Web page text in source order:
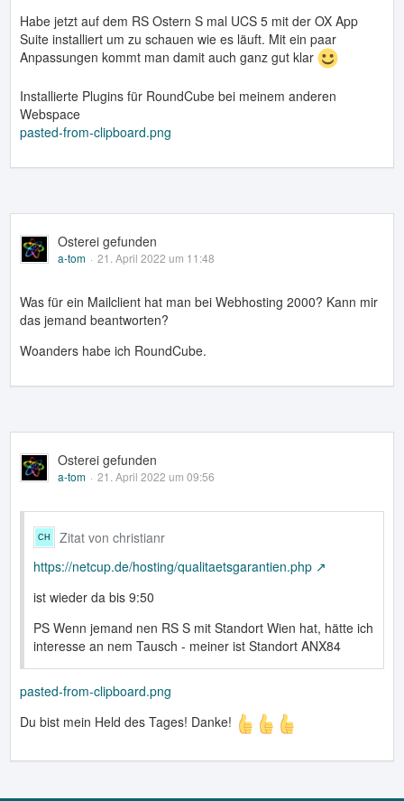
Habe jetzt auf dem RS Ostern S mal UCS 5 mit der OX App
Suite installiert um zu schauen wie es läuft. Mit ein paar
Anpassungen kommt man damit auch ganz gut klar
Installierte Plugins für RoundCube bei meinem anderen
Webspace
pasted-from-clipboard.png
Osterei gefunden
a-tom 21. April 2022 um 11:48
Was für ein Mailclient hat man bei Webhosting 2000? Kann mir
das jemand beantworten?
Woanders habe ich RoundCube.
Osterei gefunden
a-tom 21. April 2022 um 09:56
Zitat von christianr
https://netcup.de/hosting/qualitaetsgarantien.php
ist wieder da bis 9:50
PS Wenn jemand nen RS S mit Standort Wien hat, hätte ich
interesse an nem Tausch - meiner ist Standort ANX84
pasted-from-clipboard.png
Du bist mein Held des Tages! Danke!